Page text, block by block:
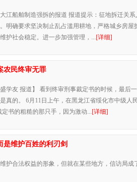
江船舶制造强拆的报道 报道提示：征地拆迁关
明确要求坚决制止乱占滥用耕地，严格城乡房屋
护社会稳定。进一步加强管理，...[详细]
农民终审无罪
学友 报道】 看到终审刑事裁定书的时候，最后
真的。 6月11日上午，在黑龙江省绥化市中级人
书的粗糙的那只手，因为激动...[详细]
是维护百姓的利刃剑
护合法权益的形象，但就在某些地方，信访局成